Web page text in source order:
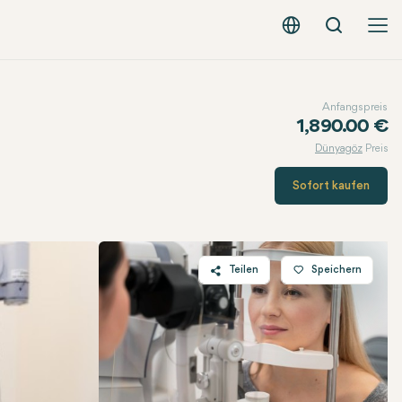
Deutsch - EUR
Suche
Anfangspreis
1,890.00 €
Dünyagöz Preis
Sofort kaufen
Teilen
Twitter
Facebook
Linkedin
WhatsApp
Speichern